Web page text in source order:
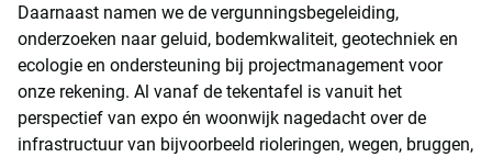
Daarnaast namen we de vergunningsbegeleiding,
onderzoeken naar geluid, bodemkwaliteit, geotechniek en
ecologie en ondersteuning bij projectmanagement voor
onze rekening. Al vanaf de tekentafel is vanuit het
perspectief van expo én woonwijk nagedacht over de
infrastructuur van bijvoorbeeld rioleringen, wegen, bruggen,